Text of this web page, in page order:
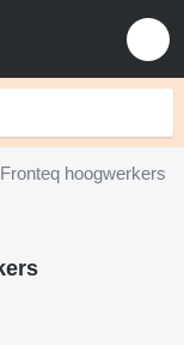
Fronteq hoogwerkers